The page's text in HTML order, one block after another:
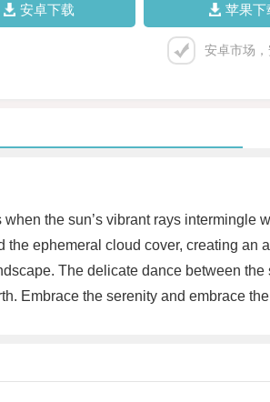
安卓下载 苹果下
安卓市场
the sun’s vibrant rays
ephemeral cloud cover, creating
The delicate dance between
Embrace the serenity and embrace